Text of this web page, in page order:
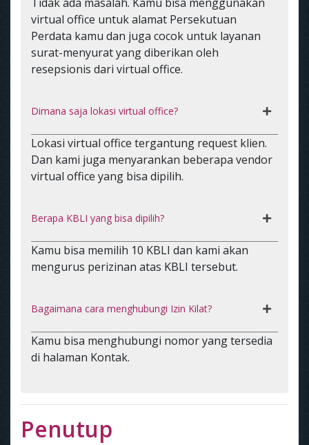
Tidak ada masalah. Kamu bisa menggunakan
virtual office untuk alamat Persekutuan
Perdata kamu dan juga cocok untuk layanan
surat-menyurat yang diberikan oleh
resepsionis dari virtual office.
Dimana saja lokasi virtual office?
Lokasi virtual office tergantung request klien.
Dan kami juga menyarankan beberapa vendor
virtual office yang bisa dipilih.
Berapa KBLI yang bisa dipilih?
Kamu bisa memilih 10 KBLI dan kami akan
mengurus perizinan atas KBLI tersebut.
Bagaimana cara menghubungi Izin Kilat?
Kamu bisa menghubungi nomor yang tersedia
di halaman Kontak.
Penutup